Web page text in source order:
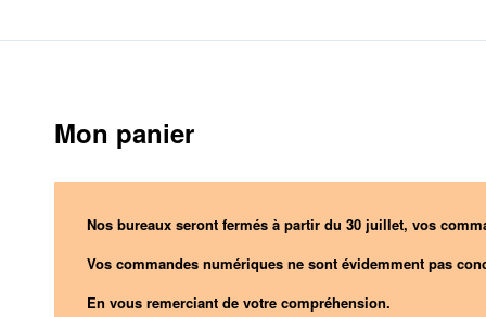
Mon panier
Nos bureaux seront fermés à partir du 30 juillet, vos
Vos commandes numériques ne sont évidemment pas
En vous remerciant de votre compréhension.